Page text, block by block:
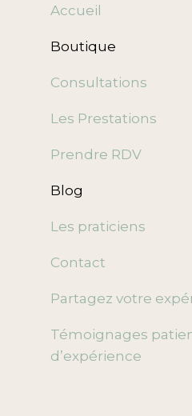
Accueil
Boutique
Consultations
Les Prestations
Prendre RDV
Blog
Les praticiens
Contact
Partagez votre
Témoignages
d’expérience